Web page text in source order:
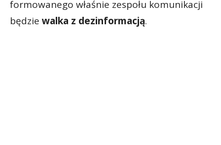
formowanego właśnie zespołu komunikacji
będzie walka z dezinformacją.